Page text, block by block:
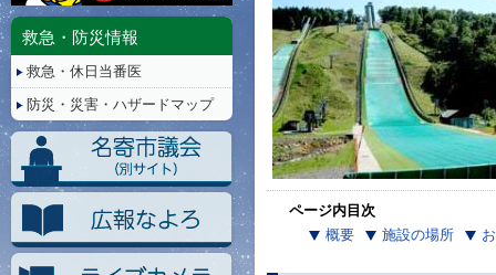
ページ内目次
概要
施設の場所
停
救急・防災情報
救急・休日当番医
防災・災害・ハザードマップ